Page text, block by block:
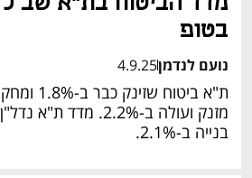
בטופ
נועם לנדמן4.9.25
בנייה ב-2.1%.